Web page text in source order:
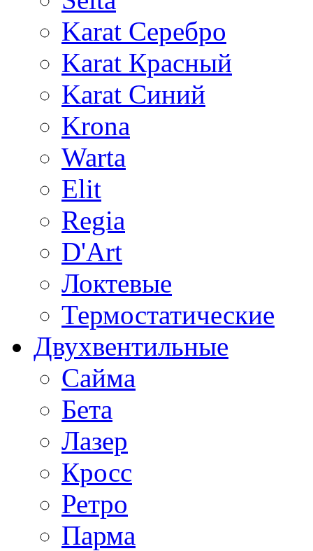
Karat Серебро
Karat Красный
Karat Синий
Krona
Warta
Elit
Regia
D'Art
Локтевые
Термостатические
Двухвентильные
Сайма
Бета
Лазер
Кросс
Ретро
Парма